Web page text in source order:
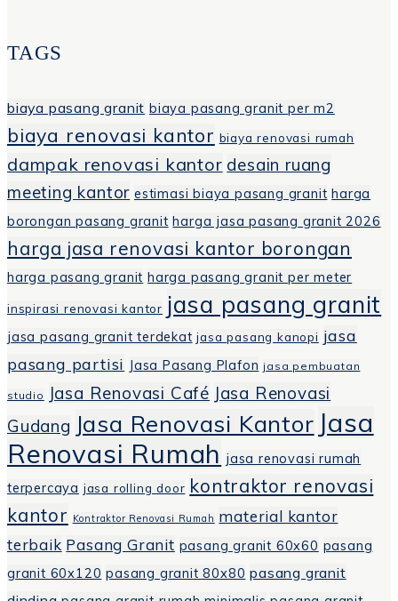
TAGS
biaya pasang granit biaya pasang granit per m2
biaya renovasi kantor biaya renovasi rumah
dampak renovasi kantor desain ruang
meeting kantor estimasi biaya pasang granit harga
borongan pasang granit harga jasa pasang granit 2026
harga jasa renovasi kantor borongan
harga pasang granit harga pasang granit per meter
inspirasi renovasi kantor jasa pasang granit
jasa pasang granit terdekat jasa pasang kanopi jasa
pasang partisi Jasa Pasang Plafon jasa pembuatan
studio Jasa Renovasi Café Jasa Renovasi
Gudang Jasa Renovasi Kantor Jasa
Renovasi Rumah jasa renovasi rumah
terpercaya jasa rolling door kontraktor renovasi
kantor Kontraktor Renovasi Rumah material kantor
terbaik Pasang Granit pasang granit 60x60 pasang
granit 60x120 pasang granit 80x80 pasang granit